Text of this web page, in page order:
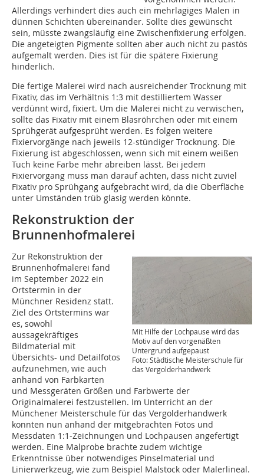
Allerdings verhindert dies auch ein mehrlagiges Malen in
dünnen Schichten übereinander. Sollte dies gewünscht
sein, müsste zwangsläufig eine Zwischenfixierung erfolgen.
Die angeteigten Pigmente sollten aber auch nicht zu pastös
aufgemalt werden. Dies ist für die spätere Fixierung
hinderlich.
Die fertige Malerei wird nach ausreichender Trocknung mit
Fixativ, das im Verhältnis 1:3 mit destilliertem Wasser
verdünnt wird, fixiert. Um die Malerei nicht zu verwischen,
sollte das Fixativ mit einem Blasröhrchen oder mit einem
Sprühgerät aufgesprüht werden. Es folgen weitere
Fixiervorgänge nach jeweils 12-stündiger Trocknung. Die
Fixierung ist abgeschlossen, wenn sich mit einem weißen
Tuch keine Farbe mehr abreiben lässt. Bei jedem
Fixiervorgang muss man darauf achten, dass nicht zuviel
Fixativ pro Sprühgang aufgebracht wird, da die Oberfläche
unter Umständen trüb glasig werden könnte.
Rekonstruktion der
Brunnenhofmalerei
Mit Hilfe der Lochpause wird das
Motiv auf den vorgenäßten
Untergrund aufgepaust
Foto: Städtische Meisterschule für
das Vergolderhandwerk
Zur Rekonstruktion der
Brunnenhofmalerei fand
im September 2022 ein
Ortstermin in der
Münchner Residenz statt.
Ziel des Ortstermins war
es, sowohl
aussagekräftiges
Bildmaterial mit
Übersichts- und Detailfotos
aufzunehmen, wie auch
anhand von Farbkarten
und Messgeräten Größen und Farbwerte der
Originalmalerei festzustellen. Im Unterricht an der
Münchener Meisterschule für das Vergolderhandwerk
konnten nun anhand der mitgebrachten Fotos und
Messdaten 1:1-Zeichnungen und Lochpausen angefertigt
werden. Eine Malprobe brachte zudem wichtige
Erkenntnisse über notwendiges Pinselmaterial und
Linierwerkzeug, wie zum Beispiel Malstock oder Malerlineal.